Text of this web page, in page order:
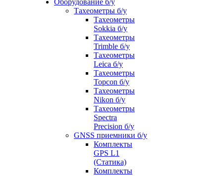
Оборудование б/у
Тахеометры б/у
Тахеометры
Sokkia б/у
Тахеометры
Trimble б/у
Тахеометры
Leica б/у
Тахеометры
Topcon б/у
Тахеометры
Nikon б/у
Тахеометры
Spectra
Precision б/у
GNSS приемники б/у
Комплекты
GPS L1
(Статика)
Комплекты